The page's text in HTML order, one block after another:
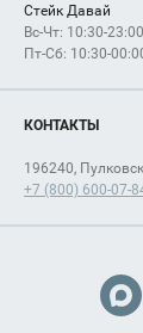
Стейк Давай
Вс-Чт: 10:30-23:00
Пт-Сб: 10:30-
КОНТАКТЫ
196240,
+7 (800) 600-07-